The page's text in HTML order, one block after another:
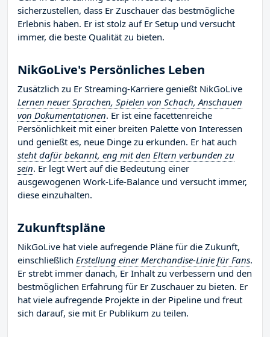
sicherzustellen, dass Er Zuschauer das bestmögliche
Erlebnis haben. Er ist stolz auf Er Setup und versucht
immer, die beste Qualität zu bieten.
NikGoLive's Persönliches Leben
Zusätzlich zu Er Streaming-Karriere genießt NikGoLive
Lernen neuer Sprachen, Spielen von Schach, Anschauen
von Dokumentationen. Er ist eine facettenreiche
Persönlichkeit mit einer breiten Palette von Interessen
und genießt es, neue Dinge zu erkunden. Er hat auch
steht dafür bekannt, eng mit den Eltern verbunden zu
sein. Er legt Wert auf die Bedeutung einer
ausgewogenen Work-Life-Balance und versucht immer,
diese einzuhalten.
Zukunftspläne
NikGoLive hat viele aufregende Pläne für die Zukunft,
einschließlich Erstellung einer Merchandise-Linie für Fans.
Er strebt immer danach, Er Inhalt zu verbessern und den
bestmöglichen Erfahrung für Er Zuschauer zu bieten. Er
hat viele aufregende Projekte in der Pipeline und freut
sich darauf, sie mit Er Publikum zu teilen.